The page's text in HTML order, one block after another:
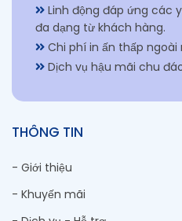
Linh động đáp ứng các
đa dạng từ khách hàng.
Chi phí in ấn thấp ngoài
Dịch vụ hậu mãi chu
THÔNG TIN
- Giới thiệu
- Khuyến mãi